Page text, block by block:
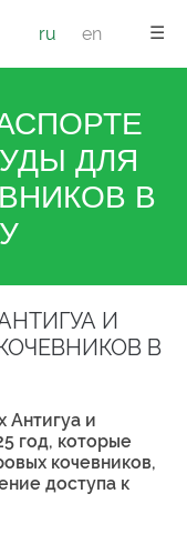
☰
ru en
ДЛЯ
В
И
В
Антигуа и
год, которые
кочевников,
доступа к